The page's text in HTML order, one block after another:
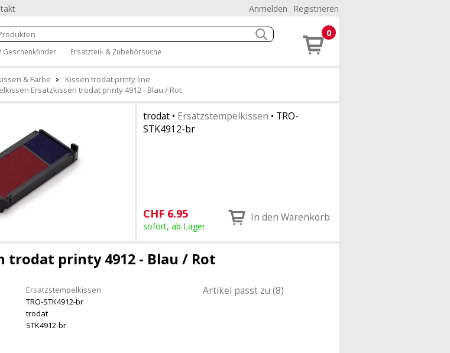
Anmelden Registrieren
Geschenkfinder Ersatzteil- & Zubehörsuche
0
& Farbe
Kissen trodat printy line
Ersatzkissen trodat printy 4912 - Blau / Rot
trodat • Ersatzstempelkissen • TRO-
STK4912-br
CHF 6.95
sofort, ab Lager
In den Warenkorb
trodat printy 4912 - Blau / Rot
Ersatzstempelkissen
TRO-STK4912-br
trodat
STK4912-br
Artikel passt zu (8)